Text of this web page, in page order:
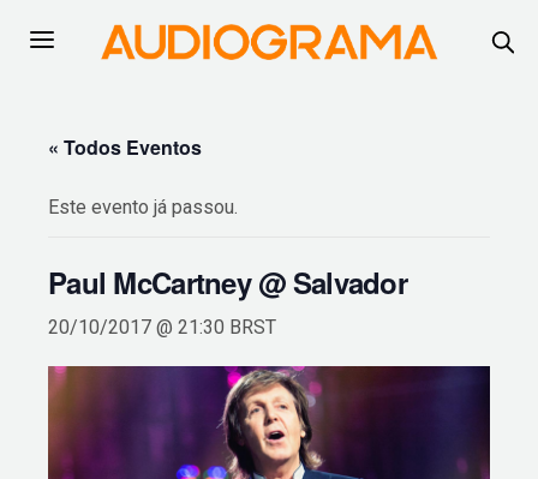
« Todos Eventos
Este evento já passou.
Paul McCartney @ Salvador
20/10/2017 @ 21:30 BRST